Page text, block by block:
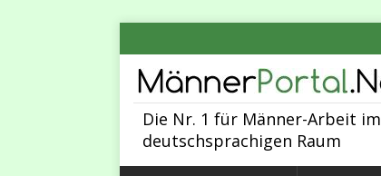
Die Nr. 1 für Männer-Arbeit im
deutschsprachigen Raum